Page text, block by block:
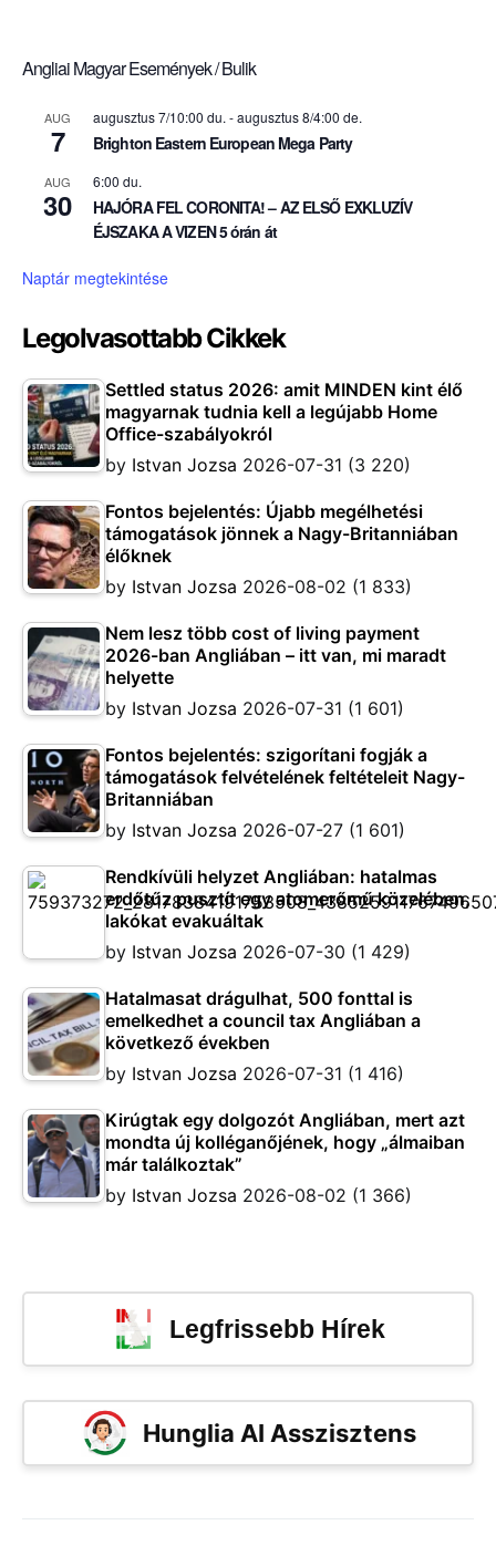
Angliai Magyar Események / Bulik
AUG
7
augusztus 7/10:00 du. -augusztus 8/4:00 de.
Brighton Eastern European Mega Party
AUG
30
6:00 du.
HAJÓRA FEL CORONITA! – AZ ELSŐ EXKLUZÍV
ÉJSZAKA A VIZEN 5 órán át
Naptár megtekintése
Legolvasottabb Cikkek
Settled status 2026: amit MINDEN kint élő
magyarnak tudnia kell a legújabb Home
Office-szabályokról
by Istvan Jozsa 2026-07-31 (3 220)
Fontos bejelentés: Újabb megélhetési
támogatások jönnek a Nagy-Britanniában
élőknek
by Istvan Jozsa 2026-08-02 (1 833)
Nem lesz több cost of living payment
2026-ban Angliában – itt van, mi maradt
helyette
by Istvan Jozsa 2026-07-31 (1 601)
Fontos bejelentés: szigorítani fogják a
támogatások felvételének feltételeit Nagy-
Britanniában
by Istvan Jozsa 2026-07-27 (1 601)
Rendkívüli helyzet Angliában: hatalmas
erdőtűz pusztít egy atomerőmű közelében,
lakókat evakuáltak
by Istvan Jozsa 2026-07-30 (1 429)
Hatalmasat drágulhat, 500 fonttal is
emelkedhet a council tax Angliában a
következő években
by Istvan Jozsa 2026-07-31 (1 416)
Kirúgtak egy dolgozót Angliában, mert azt
mondta új kolléganőjének, hogy „álmaiban
már találkoztak”
by Istvan Jozsa 2026-08-02 (1 366)
Legfrissebb Hírek
Hunglia AI Asszisztens